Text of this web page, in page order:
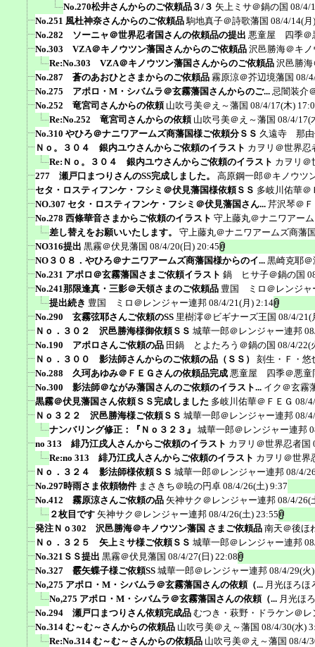
No.270松井さんからのご依頼品３/３ 矢上ミサ＠鍋の国 08/4/
No.251 風杜神奈さんからのご依頼品 駒地真子＠詩歌藩国 08/4/14(月
No.282 ソーニャ＠世界忍者国さんの依頼品の提出 悪童屋 四季＠
No.303 VZA＠キノウツン藩国さんからのご依頼品 沢邑勝海＠キ
Re:No.303 VZA＠キノウツン藩国さんからのご依頼品 沢邑勝
No.287 蒼のあおひとさまからのご依頼品 霧原涼＠芥辺境藩国 08/
No.275 アポロ・M・シバムラ＠玄霧藩国さんからのご... 忌闇装介
No.252 竜宮司さんからの依頼 山吹弓美＠え～藩国 08/4/17(木)
Re:No.252 竜宮司さんからの依頼 山吹弓美＠え～藩国 08/4/17(
No.310 やひろ＠ナニワアームズ商藩国様ご依頼分ＳＳ 久遠寺 那由
Ｎｏ。３０４ 銀内ユウさんからご依頼のイラスト カヲリ＠世界忍
Re:Ｎｏ。３０４ 銀内ユウさんからご依頼のイラスト カヲリ＠
277 瀬戸口まつりさんのSS完成しました。
高原鋼一郎＠キノウツ
セタ・ロスティフンケ・フシミ＠伏見藩国様依頼ＳＳ 多岐川佑華＠
NO.307 セタ・ロスティフンケ・フシミ＠伏見藩国さん... 芹沢琴＠
No.278 西條華音さまからご依頼のイラスト 守上藤丸＠ナニワアー
差し替えをお願いいたします。
守上藤丸＠ナニワアームズ商藩
NO316提出 黒霧＠伏見藩国 08/4/20(日) 20:45
NO３０８．やひろ＠ナニワアームズ商藩国様からのイ... 黒崎克耶
No.231 アポロ＠玄霧藩国さまご依頼イラスト 鍋 ヒサ子＠鍋の国
No.241那限逢真・三影＠天領さまのご依頼品 豊国 ミロ＠レンジャ
提出続き 豊国 ミロ＠レンジャー連邦 08/4/21(月) 2:14
No.290 玄霧弦耶さんご依頼のSS 里樹澪＠ビギナーズ王国 08/4/21(
Ｎｏ．３０２ 沢邑勝海様御依頼ＳＳ 城華一郎＠レンジャー連邦
No.190 アポロさんご依頼の品 田鍋 とよたろう＠鍋の国 08/4/22(
Ｎｏ．３００ 影法師さんからのご依頼の品（ＳＳ）
刻生・Ｆ・悠
No.288 久珂あゆみ＠ＦＥＧさんの依頼品完成 悪童屋 四季＠悪童
No.300 影法師＠ながみ藩国さんのご依頼のイラスト... イク＠玄霧
黒霧＠伏見藩国さん依頼ＳＳ完成しました 多岐川佑華＠ＦＥＧ 08/
Ｎｏ３２２ 沢邑勝海様ご依頼ＳＳ 城華一郎＠レンジャー連邦 08/
ナンバリング修正：『Ｎｏ３２３』
城華一郎＠レンジャー連邦
no 313 緋乃江戌人さんからご依頼のイラスト カヲリ＠世界忍者国
Re:no 313 緋乃江戌人さんからご依頼のイラスト カヲリ＠世界
Ｎｏ．３２４ 影法師様依頼ＳＳ 城華一郎＠レンジャー連邦 08/4/
No.297時雨さま依頼物件 まさきち＠暁の円卓 08/4/26(土) 9:37
No.412 霧原涼さんご依頼の品 矢神サク＠レンジャー連邦 08/4/26(
２枚目です 矢神サク＠レンジャー連邦 08/4/26(土) 23:55
発注Ｎｏ302 沢邑勝海＠キノウツン藩国 さまご依頼品 南天＠後ほ
Ｎｏ．３２５ 矢上ミサ様ご依頼ＳＳ 城華一郎＠レンジャー連邦
No.321ＳＳ提出 黒霧＠伏見藩国 08/4/27(日) 22:08
No.327 霰矢蝶子様ご依頼SS 城華一郎＠レンジャー連邦 08/4/29(火
No,275 アポロ・M・シバムラ＠玄霧藩国さんの依頼（... 月光ほろほ
No,275 アポロ・M・シバムラ＠玄霧藩国さんの依頼（... 月光ほ
No.294 瀬戸口まつりさん依頼完成品 むつき・萩野・ドラケン＠レ
No.314 む～む～さんからの依頼品 山吹弓美＠え～藩国 08/4/30(水)
Re:No.314 む～む～さんからの依頼品 山吹弓美＠え～藩国 08/4/